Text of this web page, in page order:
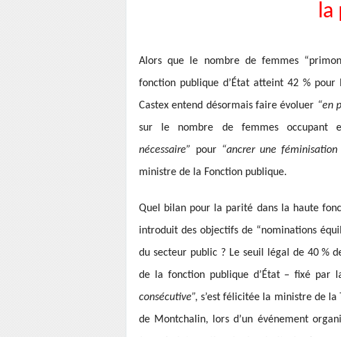
la
Alors que le nombre de femmes
fonction publique d’État atteint 42 %
Castex entend désormais faire évoluer “en
sur le nombre de femmes occupant
nécessaire” pour “ancrer une
ministre de la Fonction publique.
Quel bilan pour la parité dans la haute
introduit des objectifs de “nominations
du secteur public ? Le seuil légal de 40 %
de la fonction publique d’État – fixé par
consécutive”, s’est félicitée la ministre de
de Montchalin, lors d’un événement